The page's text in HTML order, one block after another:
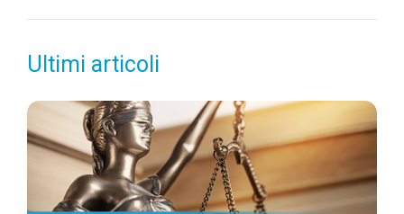
Ultimi articoli